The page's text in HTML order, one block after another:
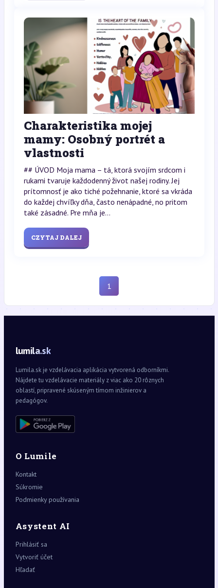
Charakteristika mojej
mamy: Osobný portrét a
vlastnosti
## ÚVOD Moja mama – tá, ktorá svojím srdcom i
rukami tvaruje každodenný život našej rodiny. Jej
prítomnosť je ako tiché požehnanie, ktoré sa vkráda
do každej chvíľky dňa, často nenápadné, no pritom
také zásadné. Pre mňa je...
CZYTAJ DALEJ
1
lumila.sk
Lumila.sk je vzdelávacia aplikácia vytvorená odborníkmi.
Nájdete tu vzdelávacie materiály z viac ako 20 rôznych
oblastí, pripravené skúseným tímom inžinierov a
pedagógov.
O Lumile
Kontakt
Súkromie
Podmienky používania
Asystent AI
Prihlásiť sa
Vytvoriť účet
Hľadať